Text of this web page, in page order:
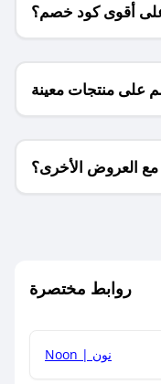
أقوى كود خصم؟
على منتجات معينة
فقط؟
العروض الأخرى؟
روابط مختصرة
Noon | نون